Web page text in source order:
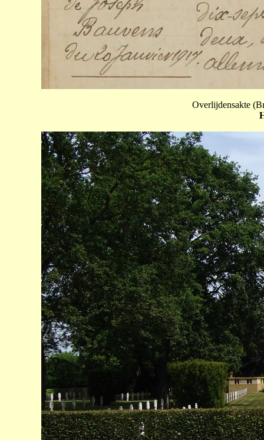
Overlijdensakte